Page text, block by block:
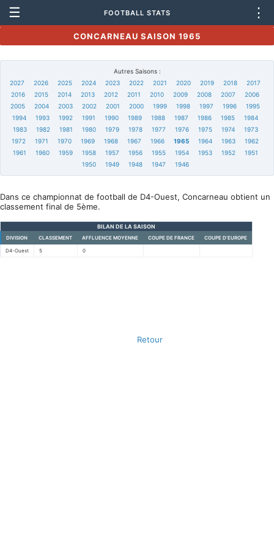
☰ FOOTBALL STATS ⋮
CONCARNEAU SAISON 1965
Autres Saisons :
2027
2026 2025 2024 2023 2022 2021 2020 2019 2018
2017
2016
2015 2014 2013 2012 2011 2010 2009 2008 2007
2006
2005
2004 2003 2002 2001 2000 1999 1998 1997 1996
1995
1994
1993 1992 1991 1990 1989 1988 1987 1986 1985
1984
1983
1982 1981 1980 1979 1978 1977 1976 1975 1974
1973
1972
1971 1970 1969 1968 1967 1966 1965 1964 1963
1962
1961
1960 1959 1958 1957 1956 1955 1954 1953 1952
1951
1950
1949 1948 1947 1946
Dans ce championnat de football de D4-Ouest, Concarneau obtient un
classement final de 5ème.
BILAN DE LA SAISON
DIVISION CLASSEMENT AFFLUENCE MOYENNE COUPE DE FRANCE COUPE D'EUROPE
D4-Ouest 5 0
Retour